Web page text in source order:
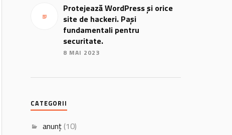
Protejează WordPress și orice
site de hackeri. Pași
fundamentali pentru
securitate.
8 MAI 2023
CATEGORII
anunț (10)